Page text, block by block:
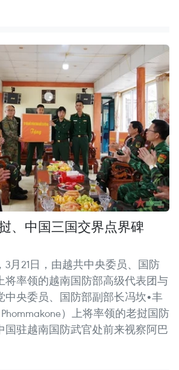
、中国三国交界点界碑
月21日，由越共中央委员、国防
将率领的越南国防部高级代表团与
中央委员、国防部副部长冯坎•丰
）上将率领的老挝国防
国驻越南国防武官处前来视察阿巴